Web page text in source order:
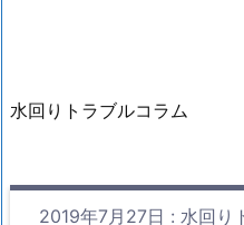
水回りトラブルコラム
2019年7月27日 : 水回り